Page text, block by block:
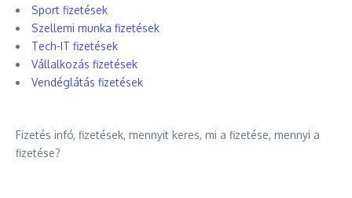
Sport fizetések
Szellemi munka fizetések
Tech-IT fizetések
Vállalkozás fizetések
Vendéglátás fizetések
Fizetés infó, fizetések, mennyit keres, mi a fizetése, mennyi a
fizetése?